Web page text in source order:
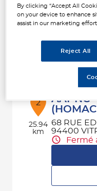
km
112
91360
Fermé
2
25.94
km
AAPNC
68 RUE
94400
Fermé
By clicking “Accept All
on your device to enhance
assist in our marketing
Reject All